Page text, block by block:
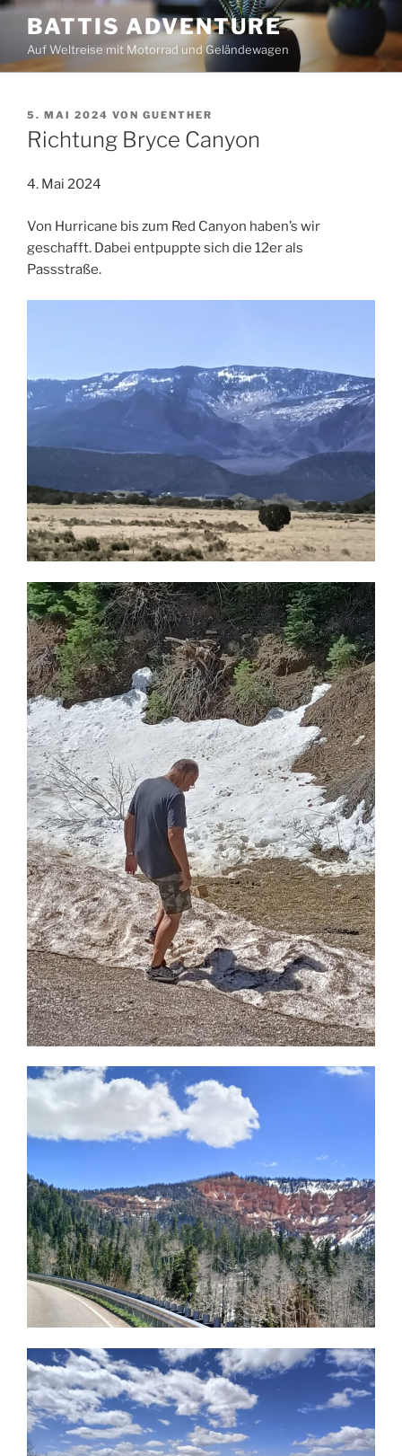
Zum
Inhalt
springen
BATTIS ADVENTURE
Auf Weltreise mit Motorrad und Geländewagen
VERÖFFENTLICHT
AM
5. MAI 2024 VON GUENTHER
Richtung Bryce Canyon
4. Mai 2024
Von Hurricane bis zum Red Canyon haben’s wir
geschafft. Dabei entpuppte sich die 12er als
Passstraße.